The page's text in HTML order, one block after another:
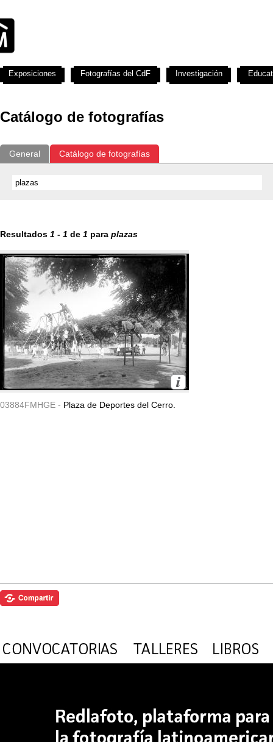
Catálogo de fotografías
General Catálogo de fotografías
Resultados 1 - 1 de 1 para plazas
03884FMHGE - Plaza de Deportes del Cerro.
Exposiciones Fotografías del CdF Investigación